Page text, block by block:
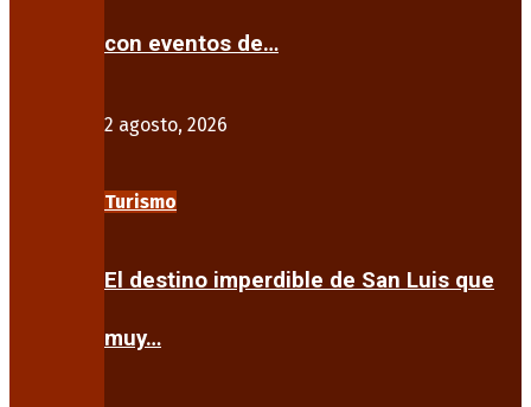
con eventos de…
2 agosto, 2026
Turismo
El destino imperdible de San Luis que
muy…